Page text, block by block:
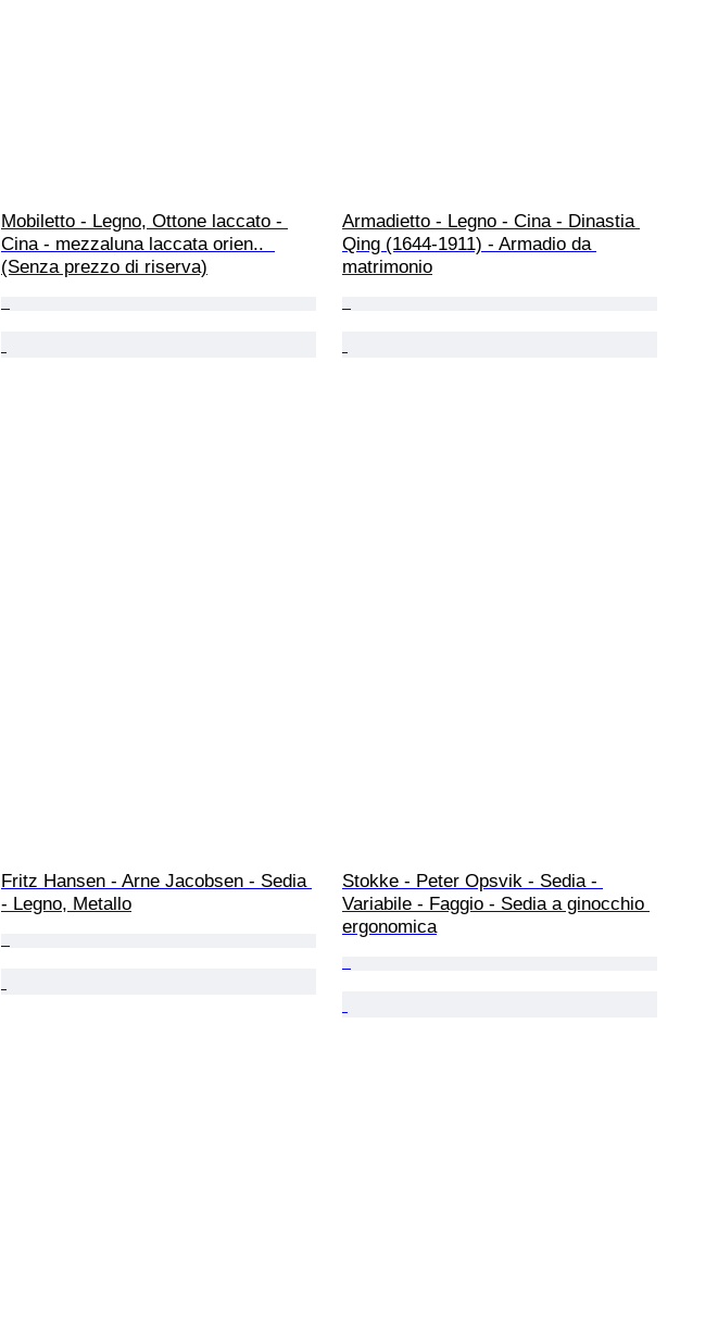
Mobiletto - Legno, Ottone laccato -
Cina - mezzaluna laccata orien..
(Senza prezzo di riserva)
Armadietto - Legno - Cina - Dinastia
Qing (1644-1911) - Armadio da
matrimonio
Fritz Hansen - Arne Jacobsen - Sedia
- Legno, Metallo
Stokke - Peter Opsvik - Sedia -
Variabile - Faggio - Sedia a ginocchio
ergonomica